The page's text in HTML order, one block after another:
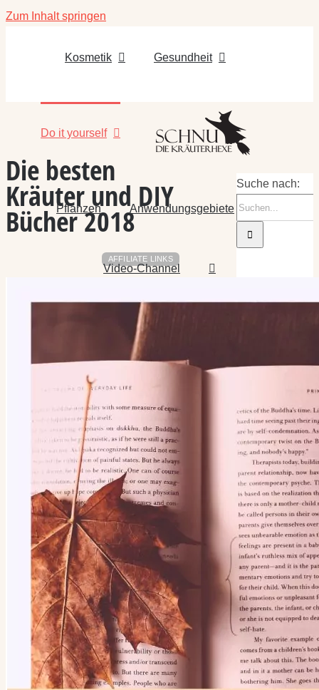
Zum Inhalt springen
Kosmetik Gesundheit
Do it yourself
Pflanzen Anwendungsgebiete
Video-Channel
Die besten
Kräuter und DIY
Bücher 2018
AFFILIATE LINKS
Suche nach:
Archiv
Archiv